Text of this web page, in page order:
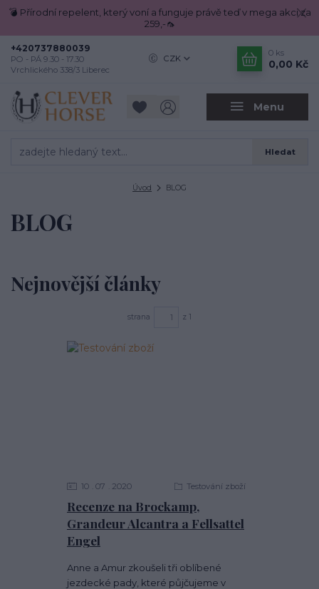
💣 Přírodní repelent, který voní a funguje právě teď v mega akci za
259,-🦟
Menu
CZK
Hledat
+420737880039
PO - PÁ 9.30 - 17.30
Vrchlického 338/3 Liberec
0 ks
0,00 Kč
Úvod BLOG
BLOG
Nejnovější články
strana z 1
Recenze na Brockamp,
Grandeur Alcantra a Fellsattel
Engel
10 07 2020 Testování zboží
Anne a Amur zkoušeli tři oblíbené
jezdecké pady, které půjčujeme v